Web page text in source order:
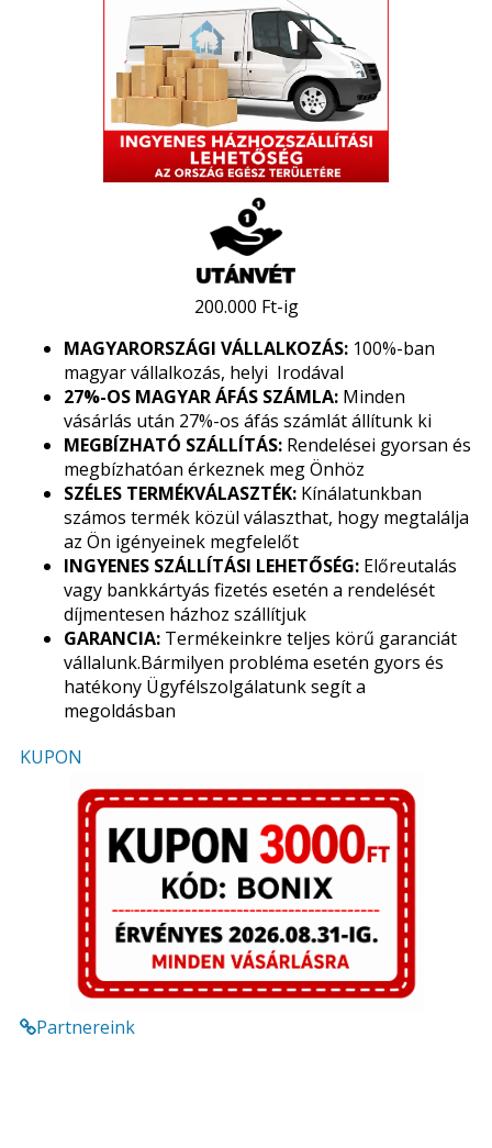
200.000 Ft-ig
MAGYARORSZÁGI VÁLLALKOZÁS: 100%-ban
magyar vállalkozás, helyi Irodával
27%-OS MAGYAR ÁFÁS SZÁMLA: Minden
vásárlás után 27%-os áfás számlát állítunk ki
MEGBÍZHATÓ SZÁLLÍTÁS: Rendelései gyorsan és
megbízhatóan érkeznek meg Önhöz
SZÉLES TERMÉKVÁLASZTÉK: Kínálatunkban
számos termék közül választhat, hogy megtalálja
az Ön igényeinek megfelelőt
INGYENES SZÁLLÍTÁSI LEHETŐSÉG: Előreutalás
vagy bankkártyás fizetés esetén a rendelését
díjmentesen házhoz szállítjuk
GARANCIA: Termékeinkre teljes körű garanciát
vállalunk.Bármilyen probléma esetén gyors és
hatékony Ügyfélszolgálatunk segít a
megoldásban
KUPON
Partnereink